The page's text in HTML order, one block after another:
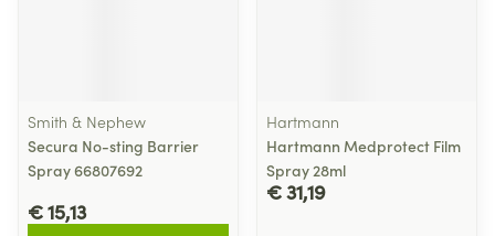
Smith & Nephew
Secura No-sting Barrier
Spray 66807692
€ 15,13
Hartmann
Hartmann Medprotect Film
Spray 28ml
€ 31,19